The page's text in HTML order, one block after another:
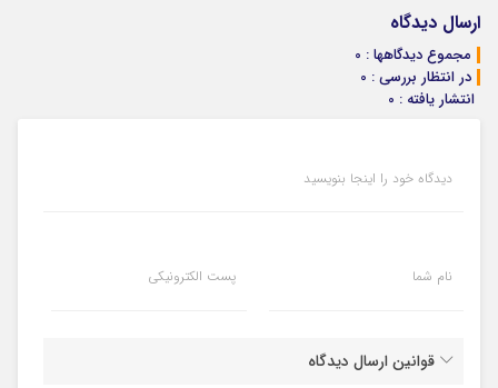
ارسال دیدگاه
مجموع دیدگاهها : 0
در انتظار بررسی : 0
انتشار یافته : 0
دیدگاه خود را اینجا بنویسید
نام شما پست الکترونیکی
قوانین ارسال دیدگاه